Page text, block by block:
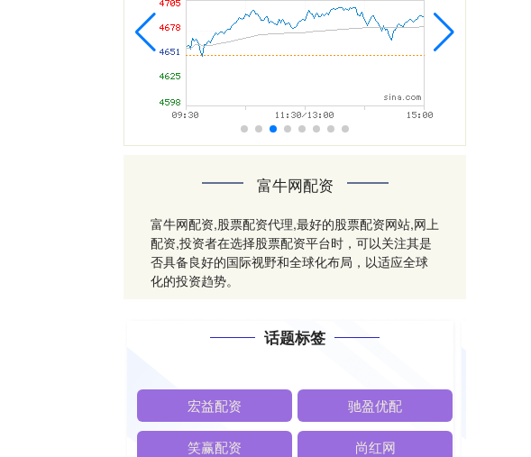
富牛网配资
富牛网配资,股票配资代理,最好的股票配资网站,网上
配资,投资者在选择股票配资平台时，可以关注其是
否具备良好的国际视野和全球化布局，以适应全球
化的投资趋势。
话题标签
宏益配资 驰盈优配
笑赢配资 尚红网